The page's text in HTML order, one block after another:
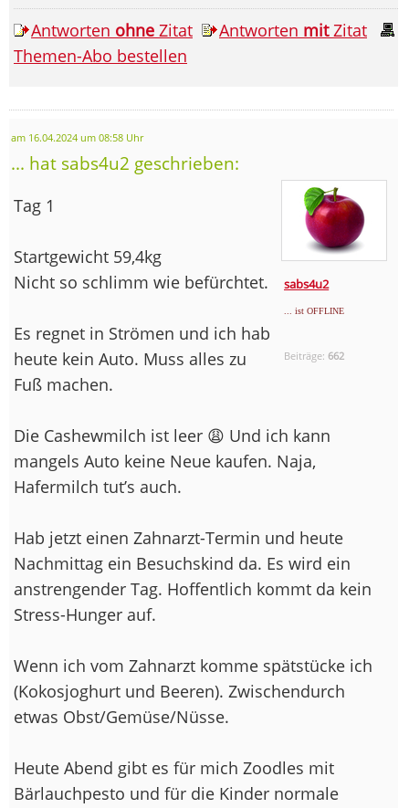
Antworten ohne Zitat Antworten mitZitat
Themen-Abo bestellen
am 16.04.2024 um 08:58 Uhr
... hat sabs4u2 geschrieben:
sabs4u2
... ist OFFLINE
Beiträge:662
Tag 1
Startgewicht 59,4kg
Nicht so schlimm wie befürchtet.
Es regnet in Strömen und ich hab
heute kein Auto. Muss alles zu
Fuß machen.
Die Cashewmilch ist leer 😩 Und ich kann
mangels Auto keine Neue kaufen. Naja,
Hafermilch tut’s auch.
Hab jetzt einen Zahnarzt-Termin und heute
Nachmittag ein Besuchskind da. Es wird ein
anstrengender Tag. Hoffentlich kommt da kein
Stress-Hunger auf.
Wenn ich vom Zahnarzt komme spätstücke ich
(Kokosjoghurt und Beeren). Zwischendurch
etwas Obst/Gemüse/Nüsse.
Heute Abend gibt es für mich Zoodles mit
Bärlauchpesto und für die Kinder normale